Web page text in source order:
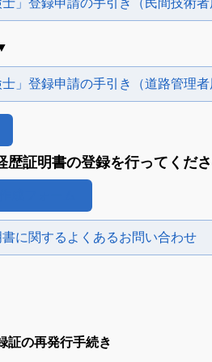
士」登録申請の手引き（道路管理者
歴証明書の登録を行ってくださ
に関するよくあるお問い合わせ
の再発行手続き